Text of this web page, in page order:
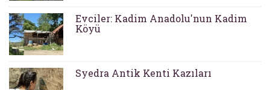
Evciler: Kadim Anadolu'nun Kadim
Köyü
Syedra Antik Kenti Kazıları